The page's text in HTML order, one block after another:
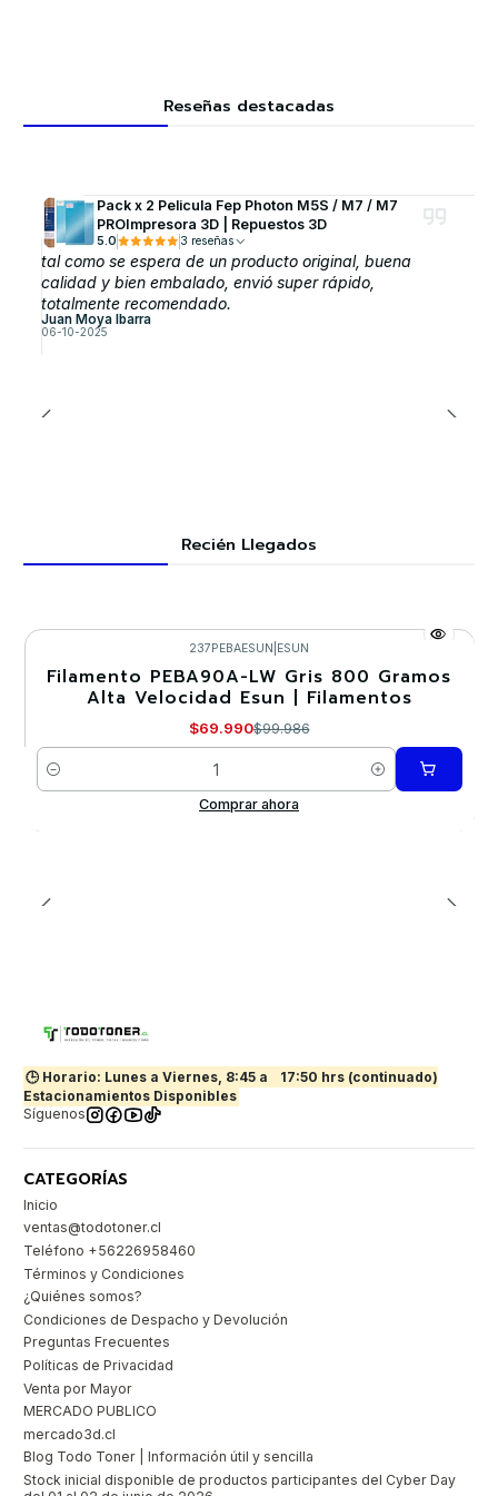
Reseñas destacadas
Pack x 2 Pelicula Fep Photon M5S / M7 / M7
PROImpresora 3D | Repuestos 3D
5.0 3 reseñas
tal como se espera de un producto original, buena
calidad y bien embalado, envió super rápido,
totalmente recomendado.
Juan Moya Ibarra
06-10-2025
Recién Llegados
-30%
237PEBAESUN ESUN
Filamento PEBA90A-LW Gris 800 Gramos
Alta Velocidad Esun | Filamentos
$69.990$99.986
Cantidad
Comprar ahora
🕒 Horario: Lunes a Viernes, 8:45 a
17:50 hrs (continuado)
Estacionamientos Disponibles
Síguenos
CATEGORÍAS
Inicio
ventas@todotoner.cl
Teléfono +56226958460
Términos y Condiciones
¿Quiénes somos?
Condiciones de Despacho y Devolución
Preguntas Frecuentes
Políticas de Privacidad
Venta por Mayor
MERCADO PUBLICO
mercado3d.cl
Blog Todo Toner | Información útil y sencilla
Stock inicial disponible de productos participantes del Cyber Day